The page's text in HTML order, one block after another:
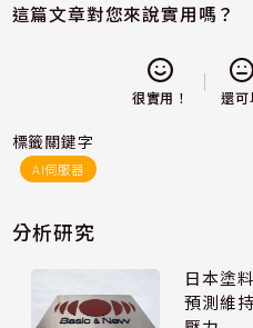
這篇文章對您來說實用嗎？
很實用！ 還可
標籤關鍵字
AI伺服器
分析研究
日本塗
預測維